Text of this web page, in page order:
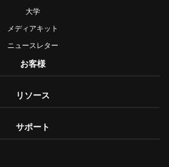
大学
メディアキット
ニュースレター
お客様
リソース
サポート